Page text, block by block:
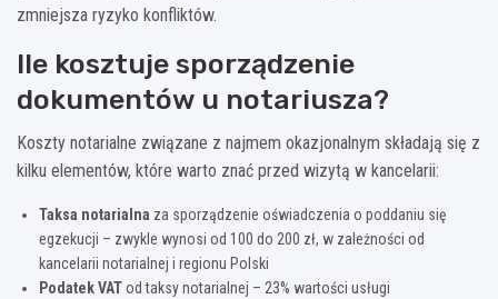
zmniejsza ryzyko konfliktów.
Ile kosztuje sporządzenie
dokumentów u notariusza?
Koszty notarialne związane z najmem okazjonalnym składają się z
kilku elementów, które warto znać przed wizytą w kancelarii:
Taksa notarialna za sporządzenie oświadczenia o poddaniu się
egzekucji – zwykle wynosi od 100 do 200 zł, w zależności od
kancelarii notarialnej i regionu Polski
Podatek VATod taksy notarialnej – 23% wartości usługi